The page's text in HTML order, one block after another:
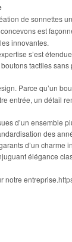
de sonnettes
est
innovantes.
s’est
tactiles
Parce qu’un
entrée, un détail
d’un ensemble
des
d’un charme
élégance
notre entreprise.